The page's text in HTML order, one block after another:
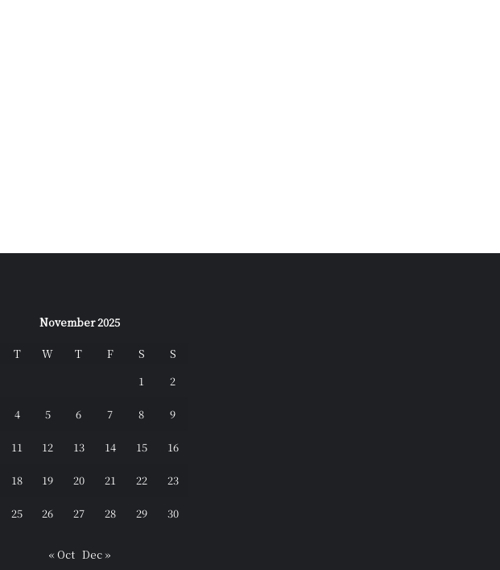
November 2025
T W T F S
S
1
2
4 5 6 7 8 9
11 12 13 14 15 16
18 19 20 21 22 23
25 26 27 28 29 30
« Oct Dec »